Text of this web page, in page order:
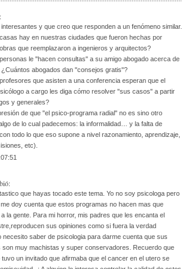
tir
y que creo que responden a un fenómeno similar.
hay en nuestras ciudades que fueron hechas por
que reemplazaron a ingenieros y arquitectos?
le "hacen consultas" a su amigo abogado acerca de
abogados dan "consejos gratis"?
que asisten a una conferencia esperan que el
a cargo les diga cómo resolver "sus casos" a partir
y generales?
de que "el psico-programa radial" no es sino otro
de lo cual padecemos: la informalidad… y la falta de
todo lo que eso supone a nivel razonamiento, aprendizaje,
etc).
que hayas tocado este tema. Yo no soy psicologa pero
doy cuenta que estos programas no hacen mas que
la gente. Para mi horror, mis padres que les encanta el
sus opiniones como si fuera la verdad
necesito saber de psicologia para darme cuenta que sus
son muy machistas y super conservadores. Recuerdo que
tuvo un invitado que afirmaba que el cancer en el utero se